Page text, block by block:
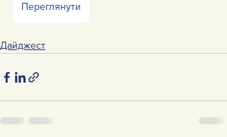
Переглянути
Дайджест